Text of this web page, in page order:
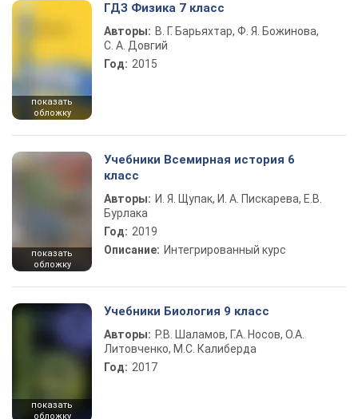
показать
обложку
ГДЗ Физика 7 класс
Авторы: В. Г. Барьяхтар, Ф. Я. Божинова,
С. А. Довгий
Год: 2015
показать
обложку
Учебники Всемирная история 6
класс
Авторы: И. Я. Щупак, И. А. Пискарева, Е.В.
Бурлака
Год: 2019
Описание: Интегрированный курс
показать
обложку
Учебники Биология 9 класс
Авторы: Р.В. Шаламов, Г.А. Носов, О.А.
Литовченко, М.С. Калиберда
Год: 2017